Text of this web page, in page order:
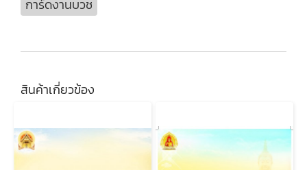
การ์ดงานบวช
สินค้าเกี่ยวข้อง